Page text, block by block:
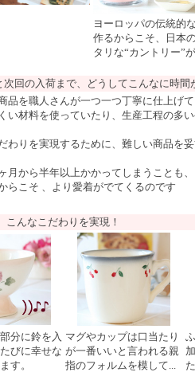
ヨーロッパの伝統的
作るからこそ、日本
タリな“カントリー”
次回の入荷まで、どうしてこんなに時間
品を職人さんが一つ一つ丁寧に仕上げて
い材料を使っていたり、生産工程の多
わりを実現するために、難しい商品を
月から半年以上かかってしまうことも、
らこそ 、より愛着がでてくるのです
こんなこだわりを実現！
分に鈴を入
びに幸せな
す。
マグやカップは口当たり
が一番いいと言われる親
指のフォルムを模して...